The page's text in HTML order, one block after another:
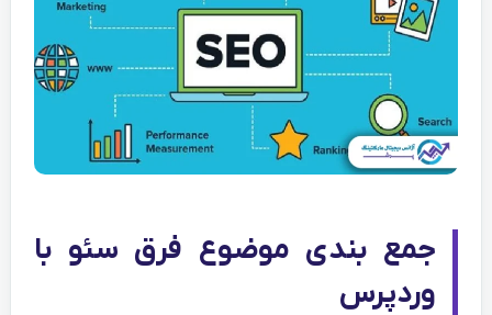
جمع بندی موضوع فرق سئو با
وردپرس